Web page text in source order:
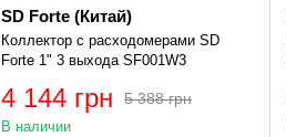
SD Forte (Китай)
Коллектор с расходомерами SD
Forte 1" 3 выхода SF001W3
5 388 грн
4 144 грн
В наличии